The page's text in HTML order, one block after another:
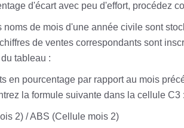
d'écart avec peu d'effort, procédez
noms de mois d'une année civile sont
de ventes correspondants sont
tableau :
en pourcentage par rapport au mois
la formule suivante dans la cellule C3 :
2) / ABS (Cellule mois 2)